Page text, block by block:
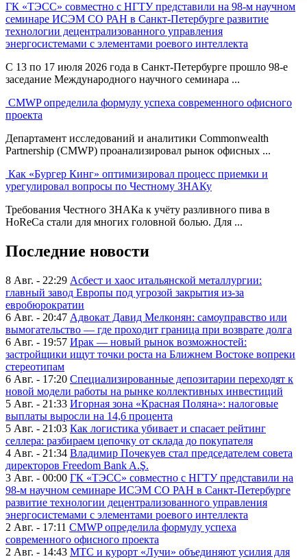
ГК «ТЭСС» совместно с НГТУ представили на 98-м научном
семинаре ИСЭМ СО РАН в Санкт-Петербурге развитие
технологии децентрализованного управления
энергосистемами с элементами роевого интеллекта
С 13 по 17 июля 2026 года в Санкт-Петербурге прошло 98-е
заседание Международного научного семинара ...
CMWP определила формулу успеха современного офисного
проекта
Департамент исследований и аналитики Commonwealth
Partnership (CMWP) проанализировал рынок офисных ...
Как «Бургер Кинг» оптимизировал процесс приемки и
урегулировал вопросы по Честному ЗНАКу
Требования Честного ЗНАКа к учёту разливного пива в
HoReCa стали для многих головной болью. Для ...
Последние новости
8 Авг. - 22:29 Асбест и хаос итальянской металлургии:
главный завод Европы под угрозой закрытия из-за
евробюрократии
6 Авг. - 20:47 Адвокат Давид Мелконян: самоуправство или
вымогательство — где проходит граница при возврате долга
6 Авг. - 19:57 Ирак — новый рынок возможностей:
застройщики ищут точки роста на Ближнем Востоке вопреки
стереотипам
6 Авг. - 17:20 Специализированные депозитарии переходят к
новой модели работы на рынке коллективных инвестиций
5 Авг. - 21:33 Игорная зона «Красная Поляна»: налоговые
выплаты выросли на 14,6 процента
5 Авг. - 21:03 Как логистика убивает и спасает рейтинг
селлера: разбираем цепочку от склада до покупателя
4 Авг. - 21:34 Владимир Почекуев стал председателем совета
директоров Freedom Bank A.Ş.
3 Авг. - 00:00 ГК «ТЭСС» совместно с НГТУ представили на
98-м научном семинаре ИСЭМ СО РАН в Санкт-Петербурге
развитие технологии децентрализованного управления
энергосистемами с элементами роевого интеллекта
2 Авг. - 17:11 CMWP определила формулу успеха
современного офисного проекта
2 Авг. - 14:43 МТС и курорт «Лучи» объединяют усилия для